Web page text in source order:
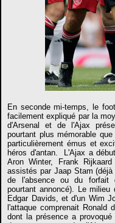
En seconde mi-temps, le
facilement expliqué par la
d'Arsenal et de l'Ajax
pourtant plus mémorable
particulièrement émus et
héros d'antan. L'Ajax a
Aron Winter, Frank
assistés par Jaap Stam
de l'absence ou du forfait
pourtant annoncé). Le milieu
Edgar Davids, et d'un Wim
l'attaque comprenait Ronald
dont la présence a